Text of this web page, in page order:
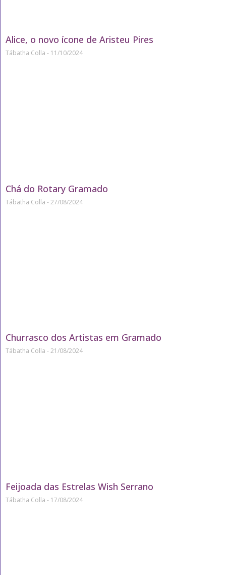
Alice, o novo ícone de Aristeu Pires
Tábatha Colla 11/10/2024
Chá do Rotary Gramado
Tábatha Colla 27/08/2024
Churrasco dos Artistas em Gramado
Tábatha Colla 21/08/2024
Feijoada das Estrelas Wish Serrano
Tábatha Colla 17/08/2024